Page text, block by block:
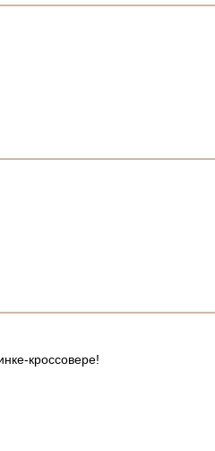
кроссовере!